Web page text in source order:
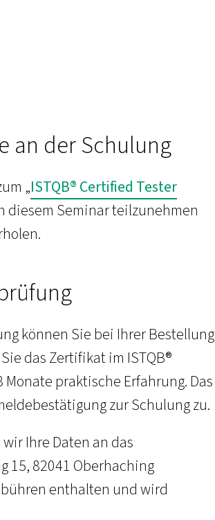
an der Schulung
„ISTQB® Certified Tester
diesem Seminar teilzunehmen
können Sie bei Ihrer Bestellung
das Zertifikat im ISTQB®
praktische Erfahrung. Das
zur Schulung zu.
Ihre Daten an das
15, 82041 Oberhaching
enthalten und wird